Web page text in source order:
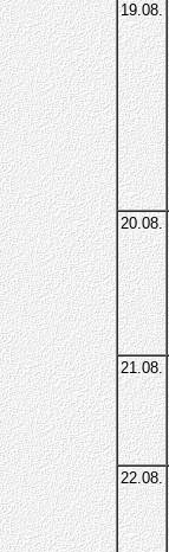
19.08.
20.08.
21.08.
22.08.